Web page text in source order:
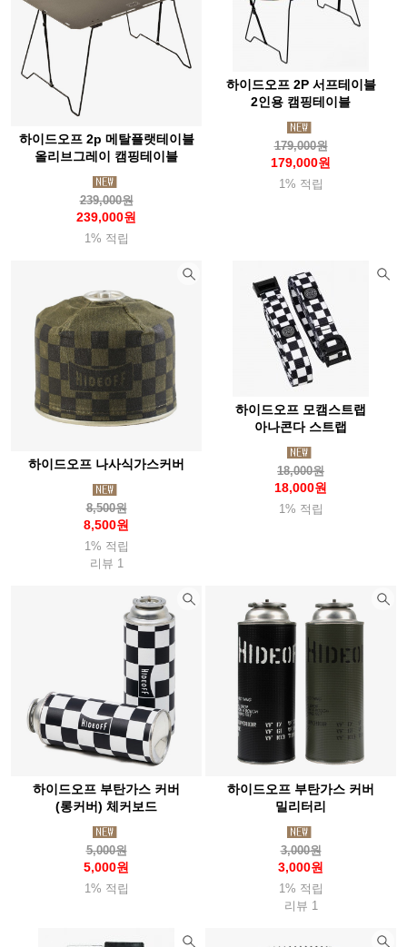
블랙다이아몬드(Blackdia) 블랜더보틀(BlenderBottle)
블루아이디(Blueidee) 블랙폭스(Blackfox)
빅토스 빔블(Bimble) 비폴(Vipole)
살로몬 선스키(Sunski)
소토(Soto) 솔로(Solo) 솔라브라더(Solabrather)
스노우라인(Snowline)
스마트울(Smartwool)
스위자(Swiza)
스텀프스튜디오(Stump) 스탠리(Stanley)
스트링라이트(Stringlight) 실스킨즈(Sealskinz)
샤워패스(Showerspass) 써모스(Thermos)
써머레스트(Thermarest) 써밋포커스(SummitFocus)
썬컴퍼니 씨알케이티(Crkt)
아메리스텝 아로요
아르떼레뇨(Artelegno) 아베나키(Abenaki) 아우라(Aura)
아웃도어채널(Odc) 아이트워치(Aightwatch)
아카시아(Acacia)
알데바란(Aldebaran)
어썸홀리데이 얼라이트(Alite) 앱스(Apes)
에너자이저(Energizer) 에버뉴(Evernew) 에블린
에코소울라이프(Ecosoul) 에버하드괴벨(Eberhard)
엑소택(Exotac) 엑스페드(Exped)
엠엔더블유 (MNW) 오디고캠프 오들로 오리지널 스와트
오르트립(Ortlieb) 오버보드(Overboard)
오스프리(Osprey) 아웃도어리서치(Or) 오클리(Oakley)
오터박스(Otterbox) 오엠엠(Omm)
와버넷(Warbonnet) 울리치(Woolrich)
위드기어 윈드익스트림(WX) 유니프레임(Uniflame)
하이드오프 2p 메탈플랫테이블
올리브그레이 캠핑테이블
239,000원
239,000원
1% 적립
하이드오프 2P 서프테이블
2인용 캠핑테이블
179,000원
179,000원
1% 적립
하이드오프 나사식가스커버
8,500원
8,500원
1% 적립
리뷰 1
하이드오프 모캠스트랩
아나콘다 스트랩
18,000원
18,000원
1% 적립
하이드오프 부탄가스 커버
(롱커버) 체커보드
5,000원
5,000원
1% 적립
하이드오프 부탄가스 커버
밀리터리
3,000원
3,000원
1% 적립
리뷰 1